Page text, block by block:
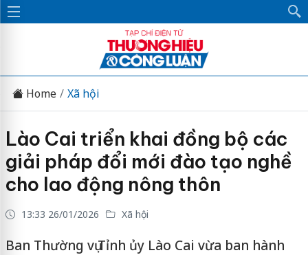
Home Xã hội
Lào Cai triển khai đồng bộ các
giải pháp đổi mới đào tạo nghề
cho lao động nông thôn
13:33 26/01/2026 Xã hội
Ban Thường vụ Tỉnh ủy Lào Cai vừa ban hành